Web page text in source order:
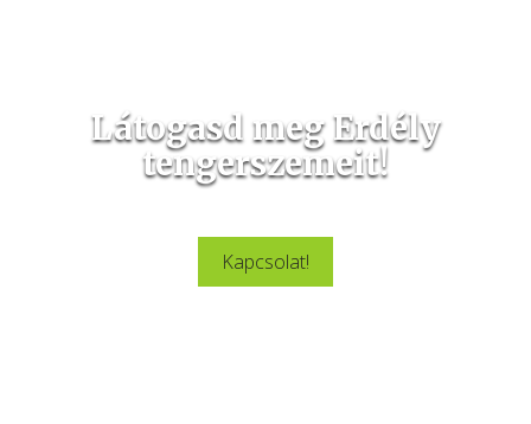
Látogasd meg Erdély
tengerszemeit!
Kapcsolat!